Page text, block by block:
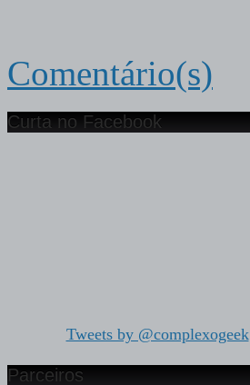
Comentário(s)
Curta no Facebook
Tweets by @complexogeek
Parceiros